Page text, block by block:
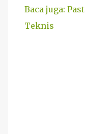
Baca juga:
Teknis